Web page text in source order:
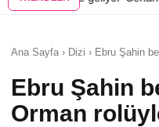
Ana Sayfa › Dizi › Ebru Şahin
Ebru Şahin
Orman